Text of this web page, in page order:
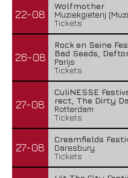
22-08
Wolfmother
Muziekgieterij
Tickets
26-08
Rock en Seine
Bad Seeds,
Parijs
Tickets
27-08
CuliNESSE
rect, The Dirty
Rotterdam
Tickets
27-08
Creamfields
Daresbury
Tickets